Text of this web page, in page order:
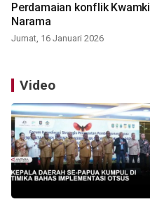
Perdamaian konflik Kwamki
Narama
Jumat, 16 Januari 2026
Video